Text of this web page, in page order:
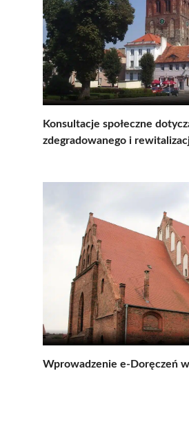
Konsultacje społeczne
zdegradowanego i
Wprowadzenie e-Doręczeń